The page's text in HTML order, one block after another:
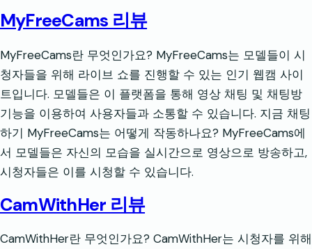
MyFreeCams 리뷰
MyFreeCams란 무엇인가요? MyFreeCams는 모델들이 시
청자들을 위해 라이브 쇼를 진행할 수 있는 인기 웹캠 사이
트입니다. 모델들은 이 플랫폼을 통해 영상 채팅 및 채팅방
기능을 이용하여 사용자들과 소통할 수 있습니다. 지금 채팅
하기 MyFreeCams는 어떻게 작동하나요? MyFreeCams에
서 모델들은 자신의 모습을 실시간으로 영상으로 방송하고,
시청자들은 이를 시청할 수 있습니다.
CamWithHer 리뷰
CamWithHer란 무엇인가요? CamWithHer는 시청자를 위해